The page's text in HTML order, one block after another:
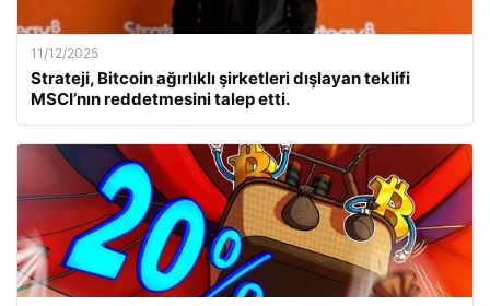
11/12/2025
Strateji, Bitcoin ağırlıklı şirketleri dışlayan teklifi
MSCI’nın reddetmesini talep etti.